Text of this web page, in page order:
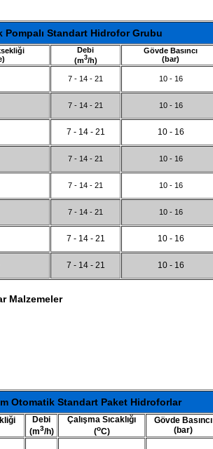
Pompalı Standart Hidrofor Grubu
Debi
(m3/h)
Gövde Basıncı
(bar)
7 - 14 - 21 10 - 16
7 - 14 - 21 10 - 16
7 - 14 - 21 10 - 16
7 - 14 - 21 10 - 16
7 - 14 - 21 10 - 16
7 - 14 - 21 10 - 16
7 - 14 - 21 10 - 16
7 - 14 - 21 10 - 16
Malzemeler
Otomatik Standart Paket Hidroforlar
Debi
(m3/h)
Çalışma Sıcaklığı
(oC)
Gövde Basıncı
(bar)